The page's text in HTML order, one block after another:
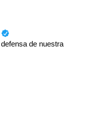
de nuestra